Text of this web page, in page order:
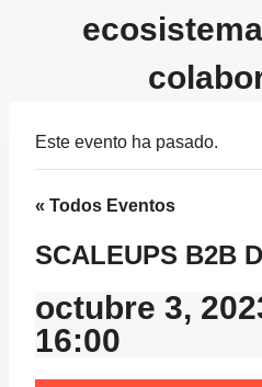
Este evento ha pasado.
« Todos Eventos
SCALEUPS B2B
octubre 3,
16:00